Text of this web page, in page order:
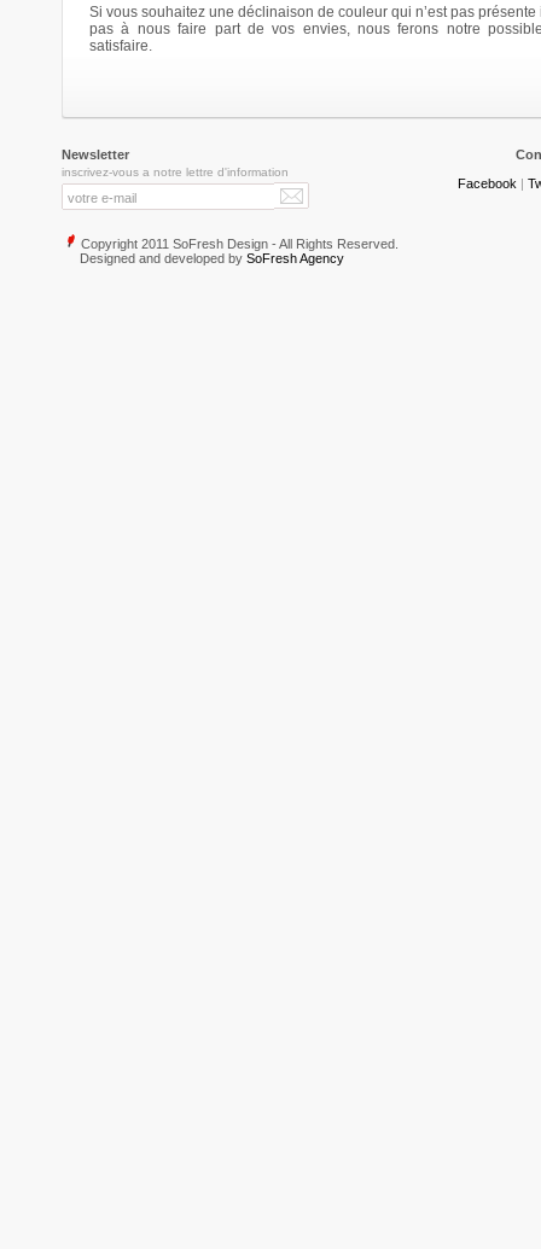
Details
20,00 €
Details
20,00 €
Details
20,00 €
Details
Si vous souhaitez une déclinaison de couleur qui n’est pas présente
pas à nous faire part de vos envies, nous ferons notre
satisfaire.
Newsletter
inscrivez-vous a notre lettre d'information
Facebook
Copyright 2011 SoFresh Design - All Rights Reserved.
Designed and developed by SoFresh Agency